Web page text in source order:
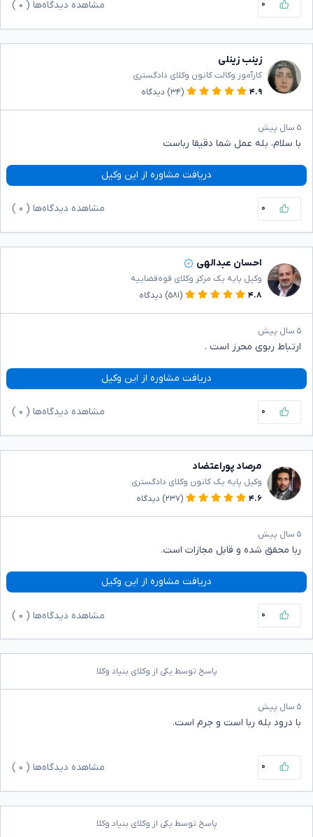
۰ مشاهده دیدگاه‌ها ( ۰
زینب زینلی
کارآموز وکالت کانون وکلای دادگستری
۴.۹
(۳۴) دیدگاه
۵ سال پیش
با سلام، بله عمل شما دقیقا رباست
دریافت مشاوره از این وکیل
۰ مشاهده دیدگاه‌ها ( ۰
احسان عبدالهی
وکیل پایه یک مرکز وکلای قوه‌قضاییه
۴.۸
(۵۸۱) دیدگاه
۵ سال پیش
ارتباط ربوی محرز است .
دریافت مشاوره از این وکیل
۰ مشاهده دیدگاه‌ها ( ۰
مرصاد پوراعتضاد
وکیل پایه یک کانون وکلای دادگستری
۴.۶
(۲۳۷) دیدگاه
۵ سال پیش
ربا محقق شده و قابل مجازات است.
دریافت مشاوره از این وکیل
۰ مشاهده دیدگاه‌ها ( ۰
پاسخ توسط یکی از وکلای بنیاد وکلا
۵ سال پیش
با درود بله ربا است و جرم است.
۰ مشاهده دیدگاه‌ها ( ۰
پاسخ توسط یکی از وکلای بنیاد وکلا